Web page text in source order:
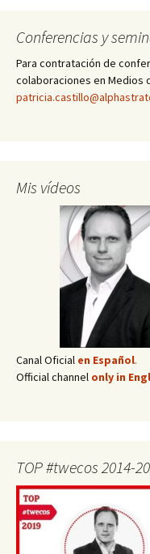
Conferencias y
Para contratación de
colaboraciones en Medios
Mis vídeos
Canal Oficial en Español.
Official channel only in
TOP #twecos 2014-